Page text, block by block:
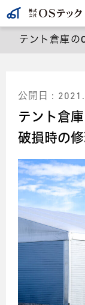
テント倉庫の
公開日 :
テント倉
破損時の